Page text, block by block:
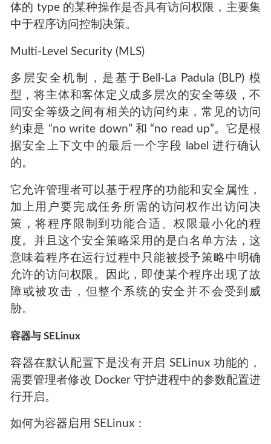
体的 type 的某种操作是否具有访问权限，主要集
中于程序访问控制决策。
Multi-Level Security (MLS)
多层安全机制，是基于Bell-La Padula (BLP) 模
型，将主体和客体定义成多层次的安全等级，不
同安全等级之间有相关的访问约束，常见的访问
约束是 “no write down” 和 “no read up”。它是根
据安全上下文中的最后一个字段 label 进行确认
的。
它允许管理者可以基于程序的功能和安全属性，
加上用户要完成任务所需的访问权作出访问决
策，将程序限制到功能合适、权限最小化的程
度。并且这个安全策略采用的是白名单方法，这
意味着程序在运行过程中只能被授予策略中明确
允许的访问权限。因此，即使某个程序出现了故
障或被攻击，但整个系统的安全并不会受到威
胁。
容器与 SELinux
容器在默认配置下是没有开启 SELinux 功能的，
需要管理者修改 Docker 守护进程中的参数配置进
行开启。
如何为容器启用 SELinux：